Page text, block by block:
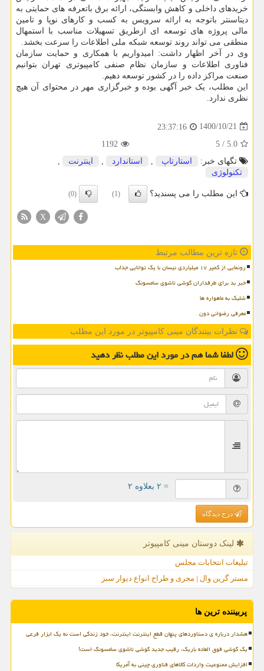
خریدهای داخلی و کاهش وابستگی، ارائه برق باتعرفه های حمایتی به
دیتاسنتر باتوجه به ارائه سرویس به کسب و کارهای نوپا و تامین
مالی پروژه های توسعه ای ازطریق تسهیلات مناسب با استمهال
منطقی می تواند روند توسعه شبکه ملی اطلاعات را سرعت بخشد.
وی در آخر اظهار داشت: امیدواریم با همکاری و حمایت سازمان
فناوری اطلاعات و سازمان نظام صنفی کامپیوتری تهران بتوانیم
صنعت مراکز داده را در کشور توسعه دهیم.
این مطلب، یک خبر آگهی بوده و خبرگزاری مهر در محتوای آن هیچ
نظری ندارد.
1400/10/21
23:37:16
5.0
/
5
1192
تگهای خبر:
استارتاپ استاندارد اینترنت
تكنولوژی
این مطلب را می پسندید؟ (1)
(0)
X
تازه ترین مطالب مرتبط
رونمایی از کمپر ۱۷ میلیاردی نیسان با یک توانایی جذاب
خبر بد برای طرفداران گوشی تاشوی سامسونگ
شلیک به ماهواره ها
معرفی رضوانی دون
نظرات بینندگان مینی کامپیوتر در مورد این مطلب
لطفا شما همدر مورد این مطلبنظر دهید
= ۲ بعلاوه ۲
درج دیدگاه
لینک دوستان مینی كامپیوتر
تبلیغات انتخابات مجلس
مستر گرین وال | مجری و طراح انواع دیوار سبز
پربیننده ترین ها
هشدار درباره ی دستاوردهای پنهان قطع اینترنت اینترنت، خود زندگی است نه یک ابزار فرعی
یک گوشی فوق العاده باریک، رقیب جدید گوشی تاشوی سامسونگ است!
افزایش ممنوعیت واردات کالاهای فناوری چینی به آمریکا